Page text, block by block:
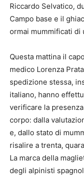
Riccardo Selvatico,
Campo base e il
ormai mummificati di
Questa mattina il
medico Lorenza
spedizione stessa,
italiano, hanno
verificare la
corpo: dalla
e, dallo stato di
risalire a trenta,
La marca della
degli alpinisti